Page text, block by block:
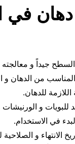
في
جيداً و معالجته
المناسب من الدهان
للدهان.
للبويات و
في الاستخدام.
الانتهاء و الصلاحية